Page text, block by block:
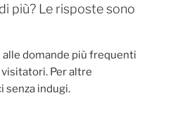
più? Le risposte sono
domande più frequenti
Per altre
senza indugi.